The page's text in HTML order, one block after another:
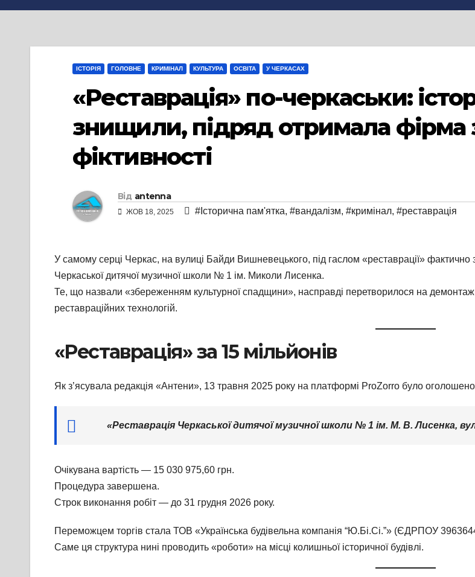
ІСТОРІЯ ГОЛОВНЕ КРИМІНАЛ КУЛЬТУРА ОСВІТА У ЧЕРКАСАХ
«Реставрація» по-черкаськи:
знищили, підряд отримала фірма
фіктивності
Від antenna
ЖОВ 18, 2025 #Історична пам'ятка, #вандалізм, #кримінал, #реставрація
У самому серці Черкас, на вулиці Байди Вишневецького, під гаслом «реставрації»
Черкаської дитячої музичної школи № 1 ім. Миколи Лисенка.
Те, що назвали «збереженням культурної спадщини», насправді перетворилося на демонтаж
реставраційних технологій.
«Реставрація» за 15 мільйонів
Як з’ясувала редакція «Антени», 13 травня 2025 року на платформі ProZorro було
«Реставрація Черкаської дитячої музичної школи № 1 ім. М. В. Лисенка,
Очікувана вартість — 15 030 975,60 грн.
Процедура завершена.
Строк виконання робіт — до 31 грудня 2026 року.
Переможцем торгів стала ТОВ «Українська будівельна компанія “Ю.Бі.Сі.”» (ЄДРПОУ
Саме ця структура нині проводить «роботи» на місці колишньої історичної будівлі.